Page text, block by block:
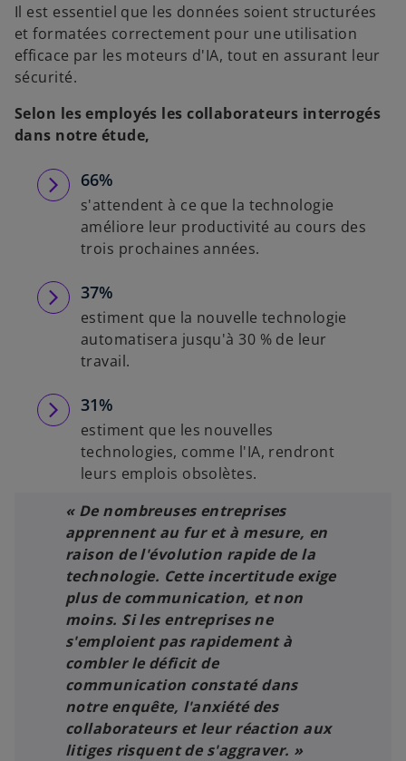
Il est essentiel que les données soient structurées
et formatées correctement pour une utilisation
efficace par les moteurs d'IA, tout en assurant leur
sécurité.
Selon les employés les collaborateurs interrogés
dans notre étude,
66%
s'attendent à ce que la technologie
améliore leur productivité au cours des
trois prochaines années.
37%
estiment que la nouvelle technologie
automatisera jusqu'à 30 % de leur
travail.
31%
estiment que les nouvelles
technologies, comme l'IA, rendront
leurs emplois obsolètes.
« De nombreuses entreprises
apprennent au fur et à mesure, en
raison de l'évolution rapide de la
technologie. Cette incertitude exige
plus de communication, et non
moins. Si les entreprises ne
s'emploient pas rapidement à
combler le déficit de
communication constaté dans
notre enquête, l'anxiété des
collaborateurs et leur réaction aux
litiges risquent de s'aggraver. »